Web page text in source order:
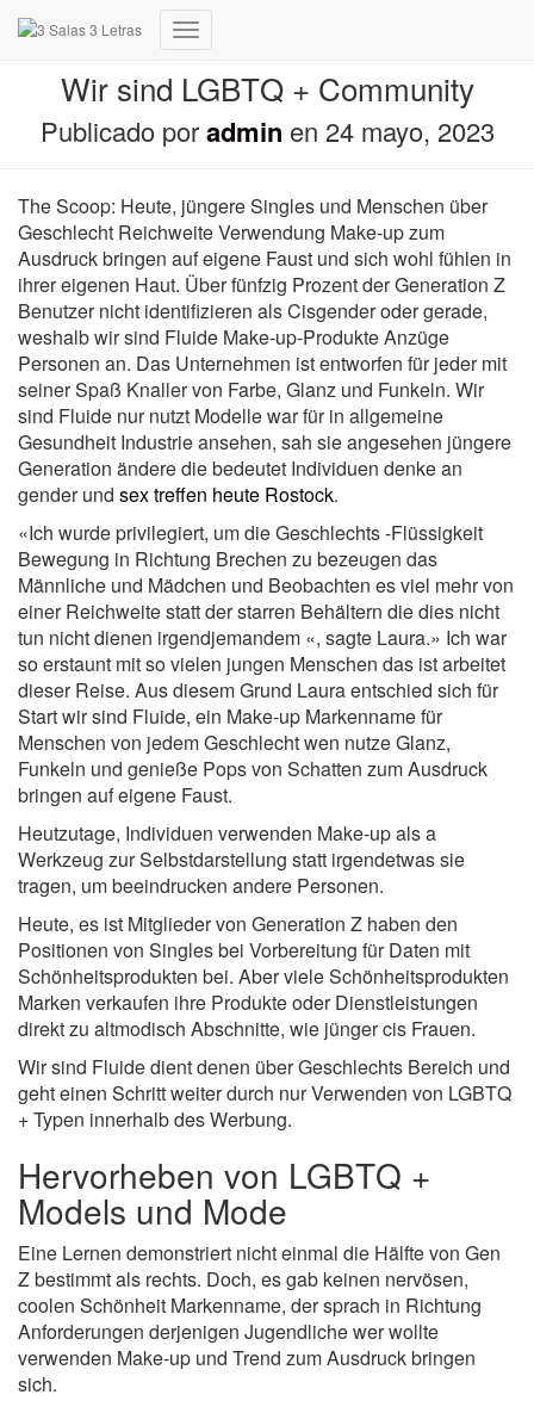
Cambiar
modo
de
navegación
Wir sind LGBTQ + Community
Publicado poradmin en 24 mayo, 2023
The Scoop: Heute, jüngere Singles und Menschen über
Geschlecht Reichweite Verwendung Make-up zum
Ausdruck bringen auf eigene Faust und sich wohl fühlen in
ihrer eigenen Haut. Über fünfzig Prozent der Generation Z
Benutzer nicht identifizieren als Cisgender oder gerade,
weshalb wir sind Fluide Make-up-Produkte Anzüge
Personen an. Das Unternehmen ist entworfen für jeder mit
seiner Spaß Knaller von Farbe, Glanz und Funkeln. Wir
sind Fluide nur nutzt Modelle war für in allgemeine
Gesundheit Industrie ansehen, sah sie angesehen jüngere
Generation ändere die bedeutet Individuen denke an
gender und sex treffen heute Rostock.
«Ich wurde privilegiert, um die Geschlechts -Flüssigkeit
Bewegung in Richtung Brechen zu bezeugen das
Männliche und Mädchen und Beobachten es viel mehr von
einer Reichweite statt der starren Behältern die dies nicht
tun nicht dienen irgendjemandem «, sagte Laura.» Ich war
so erstaunt mit so vielen jungen Menschen das ist arbeitet
dieser Reise. Aus diesem Grund Laura entschied sich für
Start wir sind Fluide, ein Make-up Markenname für
Menschen von jedem Geschlecht wen nutze Glanz,
Funkeln und genieße Pops von Schatten zum Ausdruck
bringen auf eigene Faust.
Heutzutage, Individuen verwenden Make-up als a
Werkzeug zur Selbstdarstellung statt irgendetwas sie
tragen, um beeindrucken andere Personen.
Heute, es ist Mitglieder von Generation Z haben den
Positionen von Singles bei Vorbereitung für Daten mit
Schönheitsprodukten bei. Aber viele Schönheitsprodukten
Marken verkaufen ihre Produkte oder Dienstleistungen
direkt zu altmodisch Abschnitte, wie jünger cis Frauen.
Wir sind Fluide dient denen über Geschlechts Bereich und
geht einen Schritt weiter durch nur Verwenden von LGBTQ
+ Typen innerhalb des Werbung.
Hervorheben von LGBTQ +
Models und Mode
Eine Lernen demonstriert nicht einmal die Hälfte von Gen
Z bestimmt als rechts. Doch, es gab keinen nervösen,
coolen Schönheit Markenname, der sprach in Richtung
Anforderungen derjenigen Jugendliche wer wollte
verwenden Make-up und Trend zum Ausdruck bringen
sich.